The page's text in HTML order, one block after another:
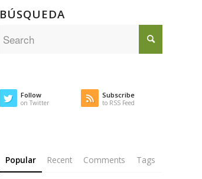
BÚSQUEDA
Follow
on Twitter
Subscribe
to RSS Feed
Popular Recent Comments Tags